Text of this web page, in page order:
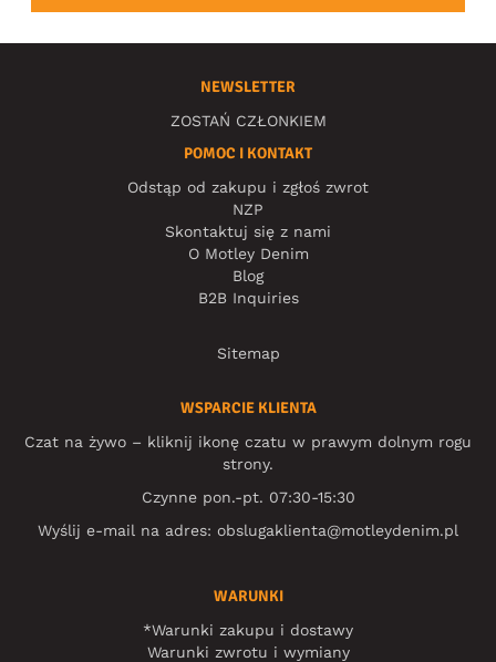
NEWSLETTER
ZOSTAŃ CZŁONKIEM
POMOC I KONTAKT
Odstąp od zakupu i zgłoś zwrot
NZP
Skontaktuj się z nami
O Motley Denim
Blog
B2B Inquiries
Sitemap
WSPARCIE KLIENTA
Czat na żywo – kliknij ikonę czatu w prawym dolnym rogu
strony.
Czynne pon.-pt. 07:30-15:30
Wyślij e-mail na adres: obslugaklienta@motleydenim.pl
WARUNKI
*Warunki zakupu i dostawy
Warunki zwrotu i wymiany